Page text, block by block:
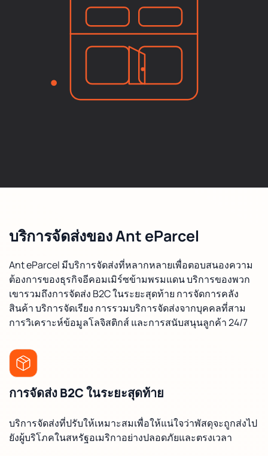
บริการจัดส่งของ Ant eParcel
Ant eParcel มีบริการจัดส่งที่หลากหลายเพื่อตอบสนองความ
ต้องการของธุรกิจอีคอมเมิร์ซข้ามพรมแดน บริการของพวก
เขารวมถึงการจัดส่ง B2C ในระยะสุดท้าย การจัดการคลัง
สินค้า บริการจัดเรียง การรวมบริการจัดส่งจากบุคคลที่สาม
การวิเคราะห์ข้อมูลโลจิสติกส์ และการสนับสนุนลูกค้า 24/7
การจัดส่ง B2C ในระยะสุดท้าย
บริการจัดส่งที่ปรับให้เหมาะสมเพื่อให้แน่ใจว่าพัสดุจะถูกส่งไป
ยังผู้บริโภคในสหรัฐอเมริกาอย่างปลอดภัยและตรงเวลา